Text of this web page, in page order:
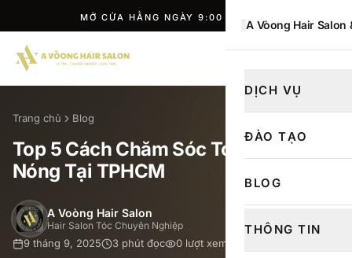
MỞ CỬA HẰNG NGÀY 9:00 — 21:00
A Vòong Hair Salon
DỊCH VỤ
ĐÀO TẠO
BLOG
THÔNG TIN
Trang chủ Blog
Top 5 Cách Chăm Sóc Tóc Mùa Nắng
Nóng Tại TPHCM
A Voòng Hair Salon
Hair Salon Tóc Chuyên Nghiệp
9 tháng 9, 2025 3 phút đọc 0 lượt xem